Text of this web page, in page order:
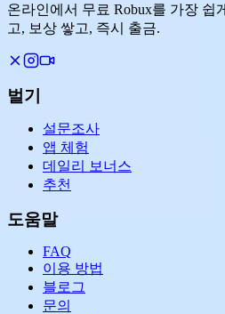
온라인에서 무료 Robux를 가장 쉽
고, 보상 쌓고, 즉시 출금.
벌기
설문조사
앱 체험
데일리 보너스
추천
도움말
FAQ
이용 방법
블로그
문의